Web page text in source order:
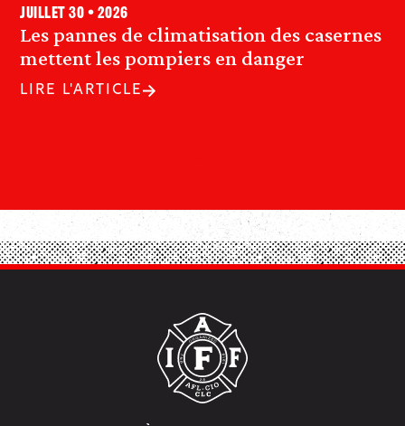
Les pannes de climatisation des casernes
mettent les pompiers en danger
juillet 30 • 2026
LIRE L'ARTICLE